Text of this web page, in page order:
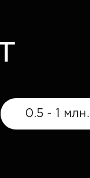
0.5 - 1